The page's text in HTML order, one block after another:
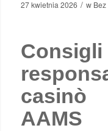
27 kwietnia 2026 / w
AAMS